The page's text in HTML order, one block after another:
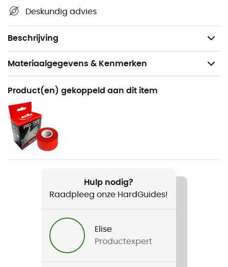
Deskundig advies
Beschrijving
Sportproduct: ja.
Materiaalgegevens & Kenmerken
Aanbevolen voor
Product
Monster Cocoon
Volume
Product(en) gekoppeld aan dit item
Hulp nodig?
Raadpleeg onze HardGuides!
Elise
Productexpert